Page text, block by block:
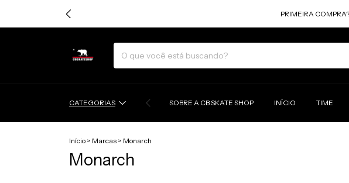
PRIMEIRA
CATEGORIAS SOBRE A CB SKATE SHOP INÍCIO TIME
Início > Marcas > Monarch
Monarch